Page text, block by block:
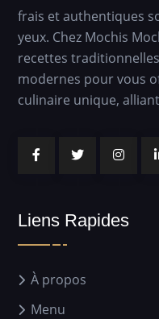
frais et authentiques
yeux. Chez Mochis
recettes
modernes pour vous
culinaire unique,
Liens Rapides
À propos
Menu